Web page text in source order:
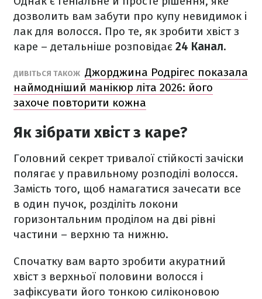
дозволить вам забути про купу невидимок і
лак для волосся. Про те, як зробити хвіст з
каре – детальніше розповідає 24 Канал.
ДИВІТЬСЯ ТАКОЖ Джорджина Родрігес показала
наймодніший манікюр літа 2026: його
захоче повторити кожна
Як зібрати хвіст з каре?
Головний секрет тривалої стійкості зачіски
полягає у правильному розподілі волосся.
Замість того, щоб намагатися зачесати все
в один пучок, розділіть локони
горизонтальним проділом на дві рівні
частини – верхню та нижню.
Спочатку вам варто зробити акуратний
хвіст з верхньої половини волосся і
зафіксувати його тонкою силіконовою